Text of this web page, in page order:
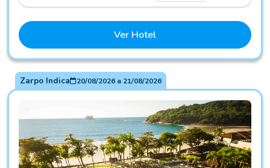
Ver Hotel
Zarpo Indica 20/08/2026a 21/08/2026